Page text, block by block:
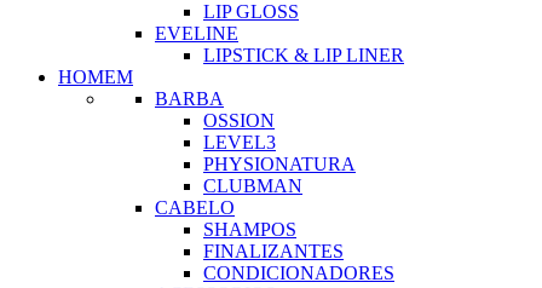
LIP GLOSS
EVELINE
LIPSTICK & LIP LINER
HOMEM
BARBA
OSSION
LEVEL3
PHYSIONATURA
CLUBMAN
CABELO
SHAMPOS
FINALIZANTES
CONDICIONADORES